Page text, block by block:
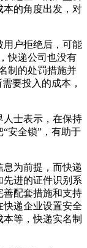
本的角度出发，对
用户拒绝后，可能
快递公司也没有
制的处罚措施并
要投入的成本，
人士表示，在保持
安全锁”，有助于
息为前提，而快递
进的证件识别系
善配套措施和支持
快递企业设置安全
等，快递实名制